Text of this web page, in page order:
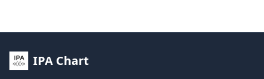
IPA Chart